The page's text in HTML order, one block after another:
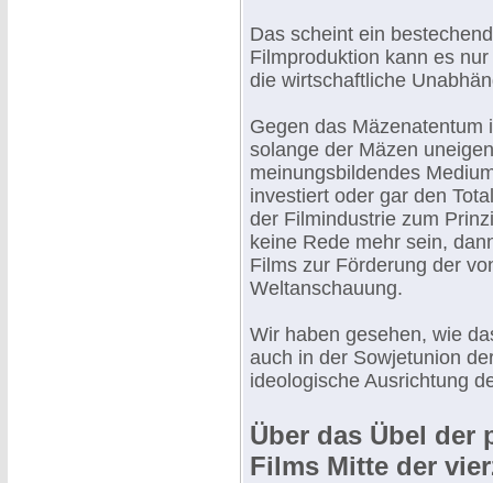
Das scheint ein
Filmproduktion kann es
die wirtschaftliche
Gegen das
solange der Mäzen
meinungsbildendes
investiert oder gar den
der Filmindustrie zum
keine Rede mehr sein,
Films zur Förderung der
Weltanschauung.
Wir haben gesehen, wie
auch in der Sowjetunion
ideologische Ausrichtung
Über das Übel der
Films Mitte der